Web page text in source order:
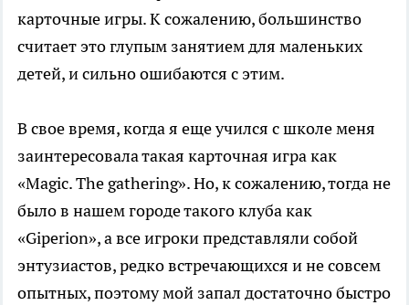
карточные игры. К сожалению, большинство
считает это глупым занятием для маленьких
детей, и сильно ошибаются с этим.
В свое время, когда я еще учился с школе меня
заинтересовала такая карточная игра как
«Magic. The gathering». Но, к сожалению, тогда не
было в нашем городе такого клуба как
«Giperion», а все игроки представляли собой
энтузиастов, редко встречающихся и не совсем
опытных, поэтому мой запал достаточно быстро